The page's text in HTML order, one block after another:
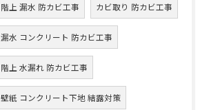
階上 漏水 防カビ工事 カビ取り 防カビ工事
漏水 コンクリート 防カビ工事
階上 水漏れ 防カビ工事
壁紙 コンクリート下地 結露対策